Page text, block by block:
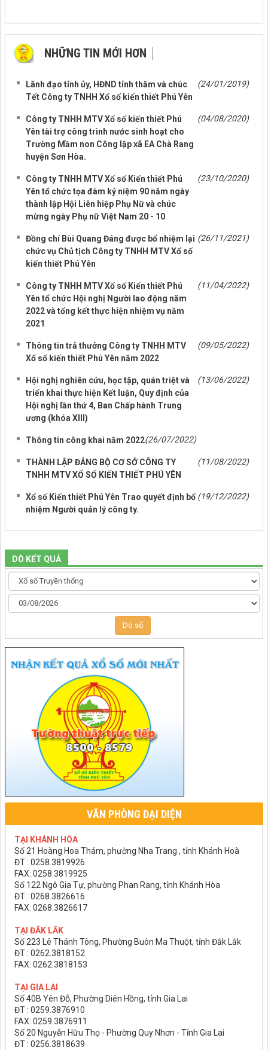
NHỮNG TIN MỚI HƠN
Lãnh đạo tỉnh ủy, HĐND tỉnh thăm và chúc
Tết Công ty TNHH Xổ số kiến thiết Phú Yên
(24/01/2019)
Công ty TNHH MTV Xổ số kiến thiết Phú
Yên tài trợ công trình nước sinh hoạt cho
Trường Mầm non Công lập xã EA Chà Rang
huyện Sơn Hòa.
(04/08/2020)
Công ty TNHH MTV Xổ số Kiến thiết Phú
Yên tổ chức tọa đàm kỷ niệm 90 năm ngày
thành lập Hội Liên hiệp Phụ Nữ và chúc
mừng ngày Phụ nữ Việt Nam 20 - 10
(23/10/2020)
Đồng chí Bùi Quang Đáng được bổ nhiệm lại
chức vụ Chủ tịch Công ty TNHH MTV Xổ số
kiến thiết Phú Yên
(26/11/2021)
Công ty TNHH MTV Xổ số Kiến thiết Phú
Yên tổ chức Hội nghị Người lao động năm
2022 và tổng kết thực hiện nhiệm vụ năm
2021
(11/04/2022)
Thông tin trả thưởng Công ty TNHH MTV
Xổ số kiến thiết Phú Yên năm 2022
(09/05/2022)
Hội nghị nghiên cứu, học tập, quán triệt và
triển khai thực hiện Kết luận, Quy định của
Hội nghị lần thứ 4, Ban Chấp hành Trung
ương (khóa XIII)
(13/06/2022)
Thông tin công khai năm 2022(26/07/2022)
THÀNH LẬP ĐẢNG BỘ CƠ SỞ CÔNG TY
TNHH MTV XỔ SỐ KIẾN THIẾT PHÚ YÊN
(11/08/2022)
Xổ số Kiến thiết Phú Yên Trao quyết định bổ
nhiệm Người quản lý công ty.
(19/12/2022)
DÒ KẾT QUẢ
Dò số
VĂN PHÒNG ĐẠI DIỆN
TẠI KHÁNH HÒA
Số 21 Hoàng Hoa Thám, phường Nha Trang , tỉnh Khánh Hoà
ĐT : 0258.3819926
FAX: 0258.3819925
Số 122 Ngô Gia Tự, phường Phan Rang, tỉnh Khánh Hòa
ĐT : 0268.3826616
FAX: 0268.3826617
TẠI ĐẮK LẮK
Số 223 Lê Thánh Tông, Phường Buôn Ma Thuột, tỉnh Đắk Lắk
ĐT : 0262.3818152
FAX: 0262.3818153
TẠI GIA LAI
Số 40B Yên Đỗ, Phường Diên Hồng, tỉnh Gia Lai
ĐT : 0259.3876910
FAX: 0259.3876911
Số 20 Nguyễn Hữu Thọ - Phường Quy Nhơn - Tỉnh Gia Lai
ĐT : 0256.3818639